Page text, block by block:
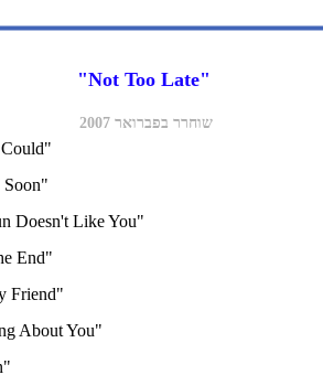
"Not Too Late"
שוחרר בפברואר 2007
Doesn't Like You"
End"
Friend"
About You"